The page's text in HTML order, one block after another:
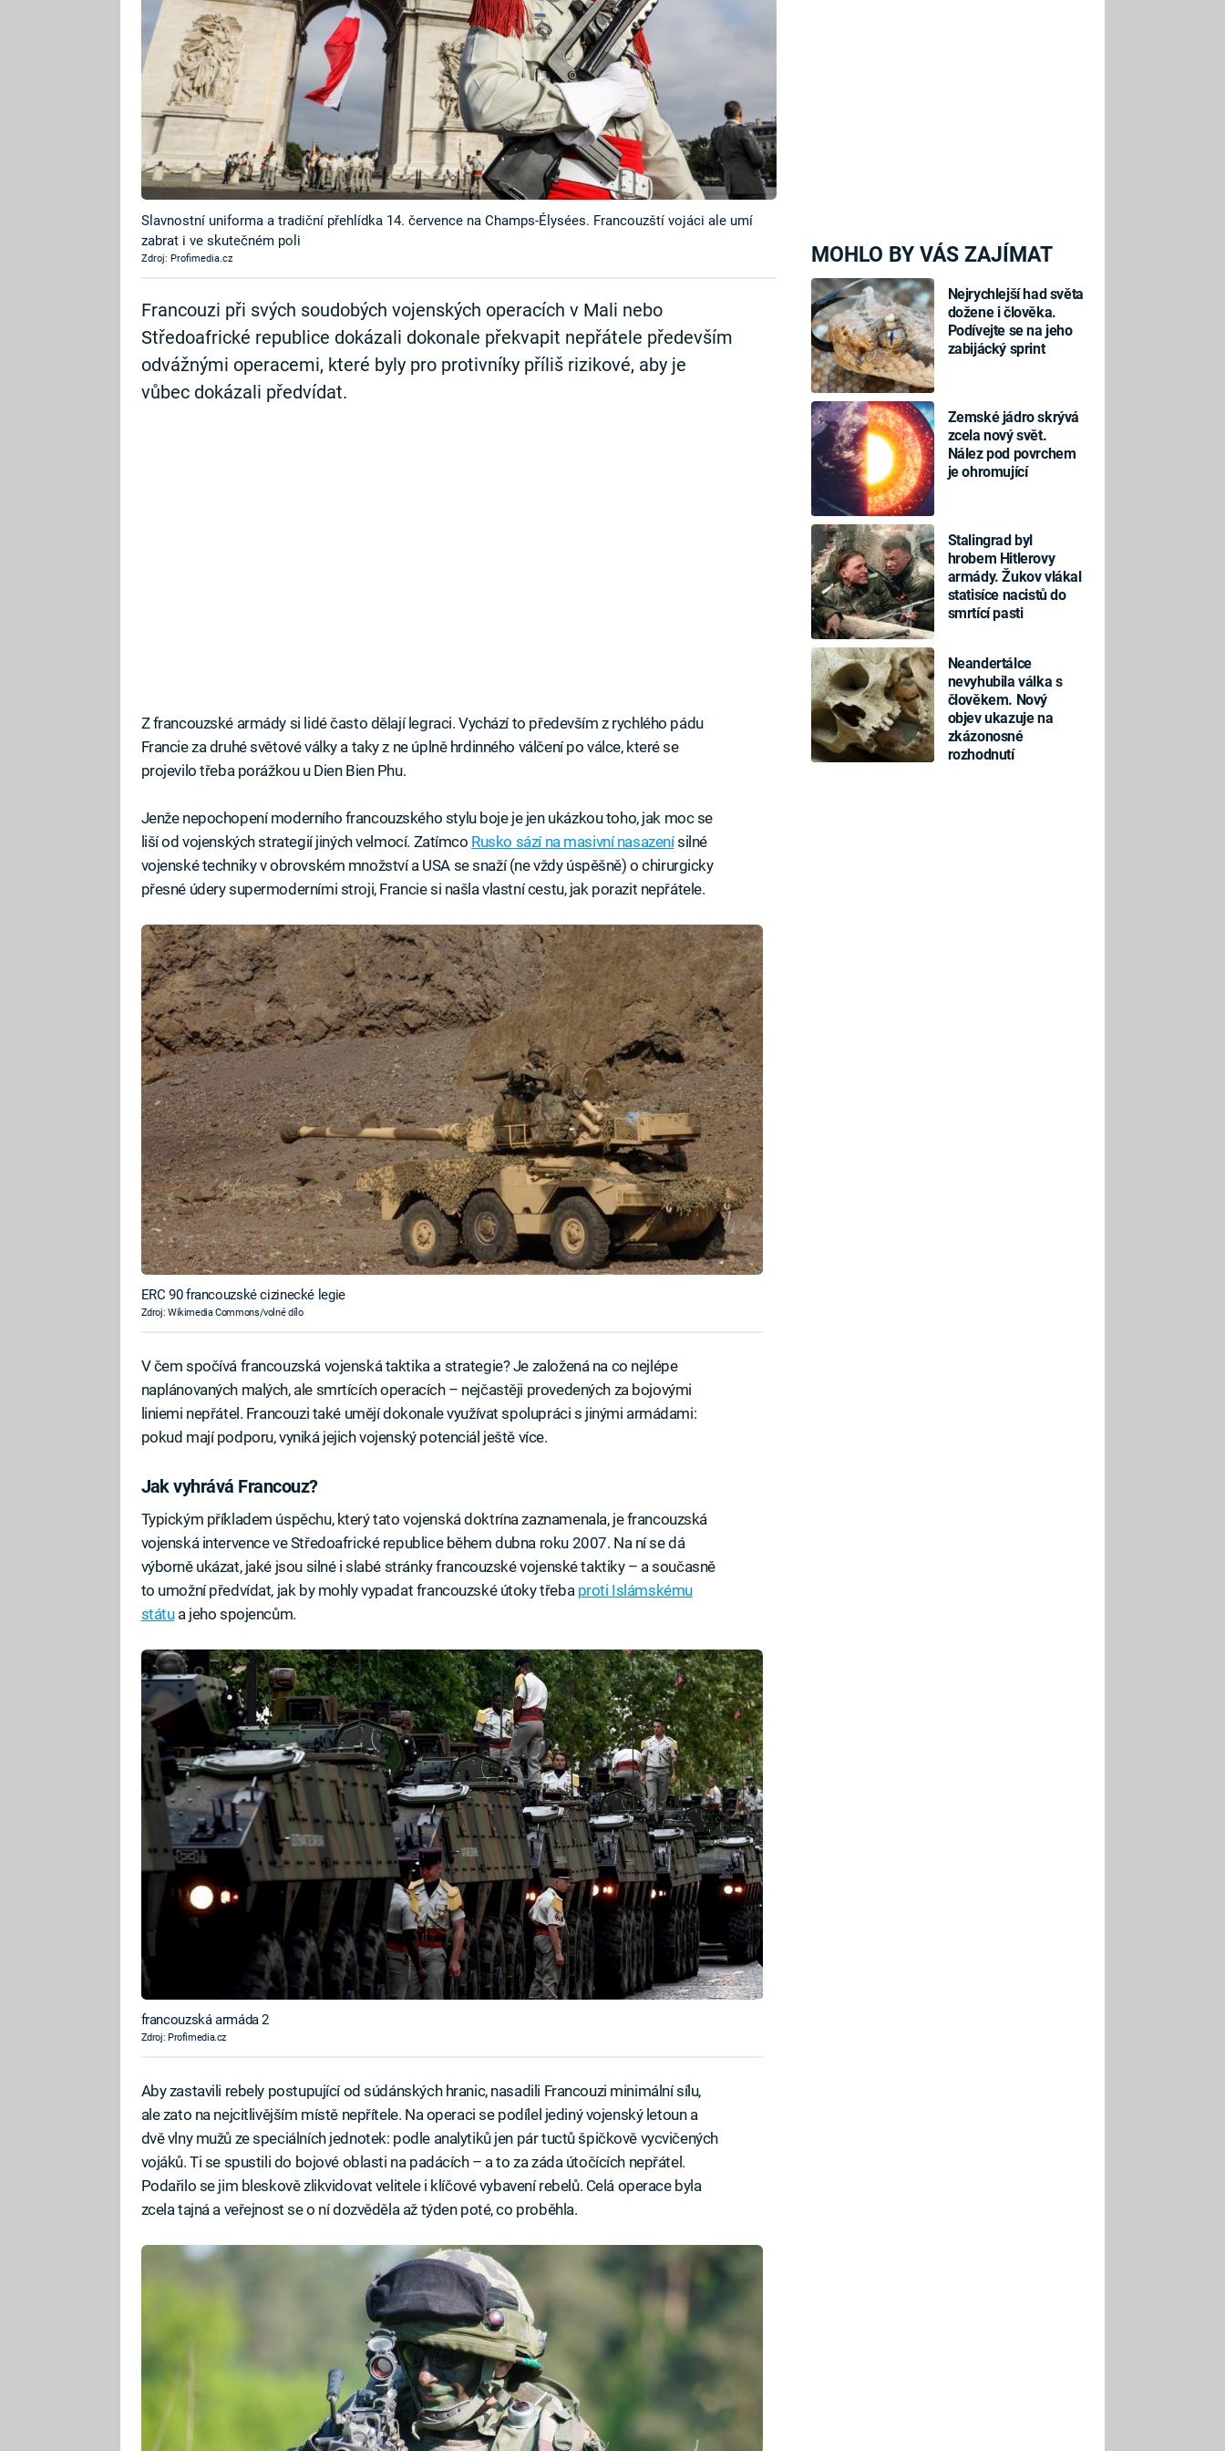
MOHLO BY VÁS ZAJÍMAT
Nejrychlejší had světa
dožene i člověka.
Podívejte se na jeho
zabijácký sprint
Zemské jádro skrývá
zcela nový svět.
Nález pod povrchem
je ohromující
Stalingrad byl
hrobem Hitlerovy
armády. Žukov vlákal
statisíce nacistů do
smrtící pasti
Neandertálce
nevyhubila válka s
člověkem. Nový
objev ukazuje na
zkázonosné
rozhodnutí
Slavnostní uniforma a tradiční přehlídka 14. července na Champs-Élysées. Francouzští vojáci ale umí
zabrat i ve skutečném poli
Zdroj: Profimedia.cz
Francouzi při svých soudobých vojenských operacích v Mali nebo
Středoafrické republice dokázali dokonale překvapit nepřátele především
odvážnými operacemi, které byly pro protivníky příliš rizikové, aby je
vůbec dokázali předvídat.
Z francouzské armády si lidé často dělají legraci. Vychází to především z rychlého pádu
Francie za druhé světové války a taky z ne úplně hrdinného válčení po válce, které se
projevilo třeba porážkou u Dien Bien Phu.
Jenže nepochopení moderního francouzského stylu boje je jen ukázkou toho, jak moc se
liší od vojenských strategií jiných velmocí. Zatímco Rusko sází na masivní nasazenísilné
vojenské techniky v obrovském množství a USA se snaží (ne vždy úspěšně) o chirurgicky
přesné údery supermoderními stroji, Francie si našla vlastní cestu, jak porazit nepřátele.
ERC 90 francouzské cizinecké legie
Zdroj: Wikimedia Commons/volné dílo
V čem spočívá francouzská vojenská taktika a strategie? Je založená na co nejlépe
naplánovaných malých, ale smrtících operacích – nejčastěji provedených za bojovými
liniemi nepřátel. Francouzi také umějí dokonale využívat spolupráci s jinými armádami:
pokud mají podporu, vyniká jejich vojenský potenciál ještě více.
Jak vyhrává Francouz?
Typickým příkladem úspěchu, který tato vojenská doktrína zaznamenala, je francouzská
vojenská intervence ve Středoafrické republice během dubna roku 2007. Na ní se dá
výborně ukázat, jaké jsou silné i slabé stránky francouzské vojenské taktiky – a současně
to umožní předvídat, jak by mohly vypadat francouzské útoky třeba proti Islámskému
státua jeho spojencům.
francouzská armáda 2
Zdroj: Profimedia.cz
Aby zastavili rebely postupující od súdánských hranic, nasadili Francouzi minimální sílu,
ale zato na nejcitlivějším místě nepřítele. Na operaci se podílel jediný vojenský letoun a
dvě vlny mužů ze speciálních jednotek: podle analytiků jen pár tuctů špičkově vycvičených
vojáků. Ti se spustili do bojové oblasti na padácích – a to za záda útočících nepřátel.
Podařilo se jim bleskově zlikvidovat velitele i klíčové vybavení rebelů. Celá operace byla
zcela tajná a veřejnost se o ní dozvěděla až týden poté, co proběhla.